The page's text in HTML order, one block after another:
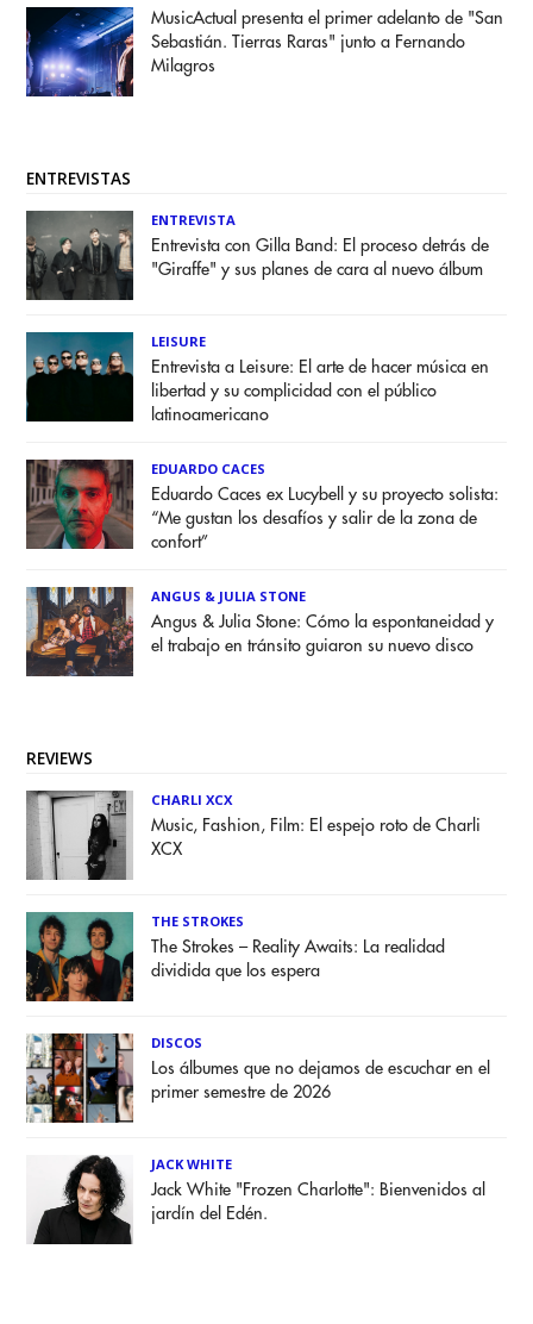
MusicActual presenta el primer adelanto de "San
Sebastián. Tierras Raras" junto a Fernando
Milagros
ENTREVISTAS
ENTREVISTA
Entrevista con Gilla Band: El proceso detrás de
"Giraffe" y sus planes de cara al nuevo álbum
LEISURE
Entrevista a Leisure: El arte de hacer música en
libertad y su complicidad con el público
latinoamericano
EDUARDO CACES
Eduardo Caces ex Lucybell y su proyecto solista:
“Me gustan los desafíos y salir de la zona de
confort”
ANGUS & JULIA STONE
Angus & Julia Stone: Cómo la espontaneidad y
el trabajo en tránsito guiaron su nuevo disco
REVIEWS
CHARLI XCX
Music, Fashion, Film: El espejo roto de Charli
XCX
THE STROKES
The Strokes – Reality Awaits: La realidad
dividida que los espera
DISCOS
Los álbumes que no dejamos de escuchar en el
primer semestre de 2026
JACK WHITE
Jack White "Frozen Charlotte": Bienvenidos al
jardín del Edén.